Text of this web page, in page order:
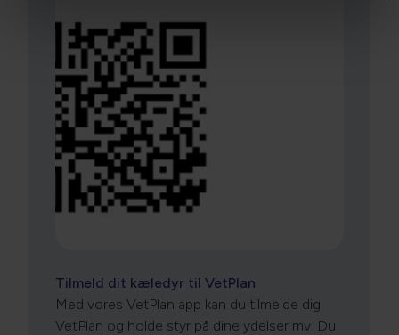
Tilmeld dit kæledyr til VetPlan
Med vores VetPlan app kan du tilmelde dig
VetPlan og holde styr på dine ydelser mv. Du